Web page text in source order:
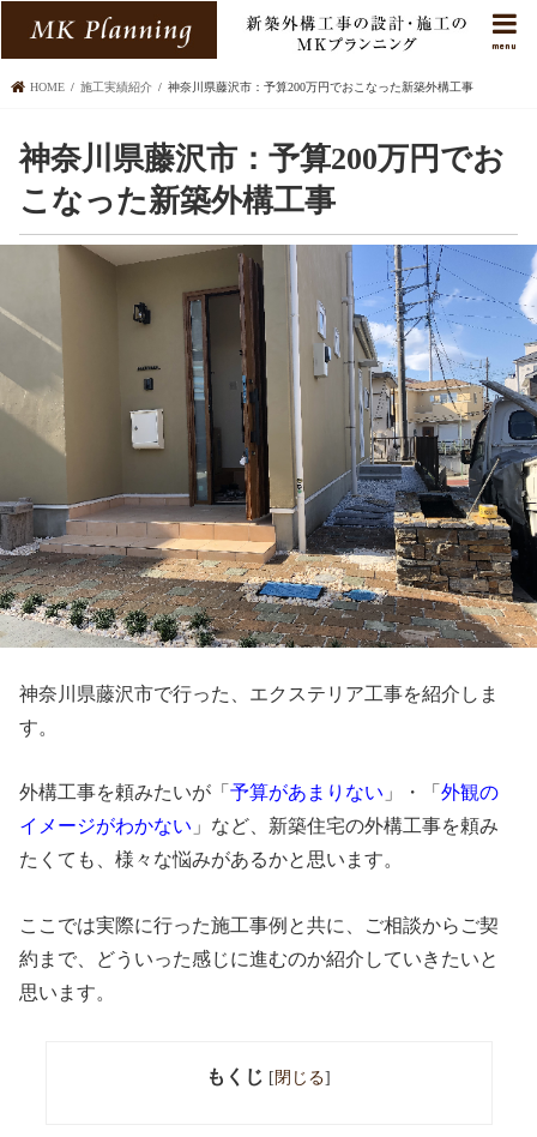
menu
HOME 施工実績紹介 神奈川県藤沢市：予算200万円でおこなった新築外構工事
神奈川県藤沢市：予算200万円でお
こなった新築外構工事
神奈川県藤沢市で行った、エクステリア工事を紹介しま
す。
外構工事を頼みたいが「予算があまりない 」・「外観の
イメージがわかない 」など、新築住宅の外構工事を頼み
たくても、様々な悩みがあるかと思います。
ここでは実際に行った施工事例と共に、ご相談からご契
約まで、どういった感じに進むのか紹介していきたいと
思います。
もくじ [閉じる]